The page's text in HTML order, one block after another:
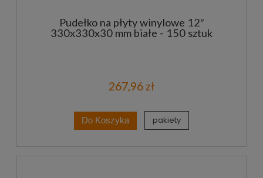
Pudełko na płyty winylowe 12″
330x330x30 mm białe - 150 sztuk
267,96 zł
Do Koszyka pakiety